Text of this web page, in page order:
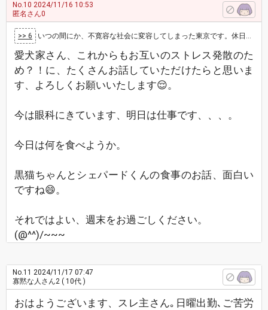
No.10 2024/11/16 10:53
匿名さん0
>> 6 いつの間にか、不寛容な社会に変容してしまった東京です。休日出勤までした商談成立の後なので、ついついストレス発散してしまいました。遠く離れた九…
愛犬家さん、これからもお互いのストレス発散のた
め？！に、たくさんお話していただけたらと思いま
す、よろしくお願いいたします😌。
今は眼科にきています、明日は仕事です、、、。
今日は何を食べようか。
黒猫ちゃんとシェパードくんの食事のお話、面白い
ですね😄。
それではよい、週末をお過ごしください。
(@^^)/~~~
No.11 2024/11/17 07:47
寡黙な人さん2 ( 10代 )
おはようございます、スレ主さん｡日曜出勤､ご苦労